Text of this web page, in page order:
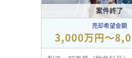
案件終了
売却希望金額
3,000万円〜